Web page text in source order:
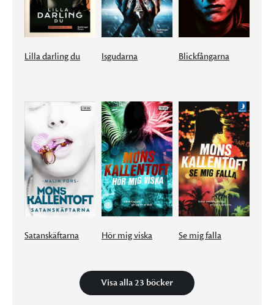
Lilla darling du Isgudarna Blickfångarna
Satanskäftarna Hör mig viska Se mig falla
Visa alla 23 böcker